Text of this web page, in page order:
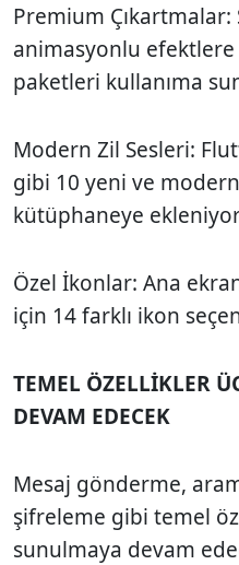
Premium
animasyonlu efektlere
paketleri kullanıma
Modern Zil Sesleri:
gibi 10 yeni ve
kütüphaneye
Özel İkonlar: Ana
için 14 farklı ikon
TEMEL ÖZELLİKLER
DEVAM EDECEK
Mesaj gönderme,
şifreleme gibi temel
sunulmaya devam